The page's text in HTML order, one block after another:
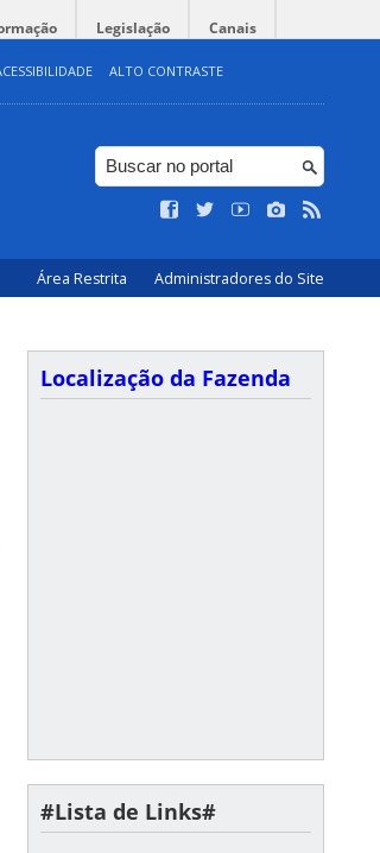
Legislação Canais
ALTO CONTRASTE
Área Restrita Administradores do Site
Localização da Fazenda
#Lista de Links#